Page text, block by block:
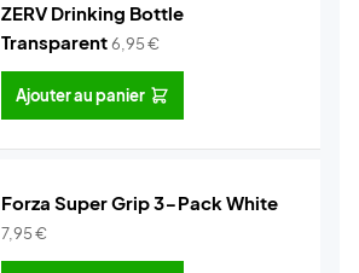
ZERV Drinking Bottle
Transparent6,95€
Ajouter au panier
Forza Super Grip 3-Pack White
7,95€